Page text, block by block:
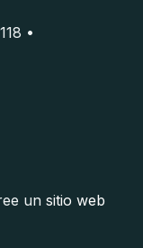
•
unsitio web